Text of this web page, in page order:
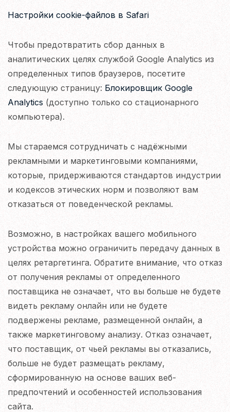
Настройки cookie-файлов в Safari
Чтобы предотвратить сбор данных в
аналитических целях службой Google Analytics из
определенных типов браузеров, посетите
следующую страницу: Блокировщик Google
Analytics (доступно только со стационарного
компьютера).
Мы стараемся сотрудничать с надёжными
рекламными и маркетинговыми компаниями,
которые, придерживаются стандартов индустрии
и кодексов этических норм и позволяют вам
отказаться от поведенческой рекламы.
Возможно, в настройках вашего мобильного
устройства можно ограничить передачу данных в
целях ретаргетинга. Обратите внимание, что отказ
от получения рекламы от определенного
поставщика не означает, что вы больше не будете
видеть рекламу онлайн или не будете
подвержены рекламе, размещенной онлайн, а
также маркетинговому анализу. Отказ означает,
что поставщик, от чьей рекламы вы отказались,
больше не будет размещать рекламу,
сформированную на основе ваших веб-
предпочтений и особенностей использования
сайта.